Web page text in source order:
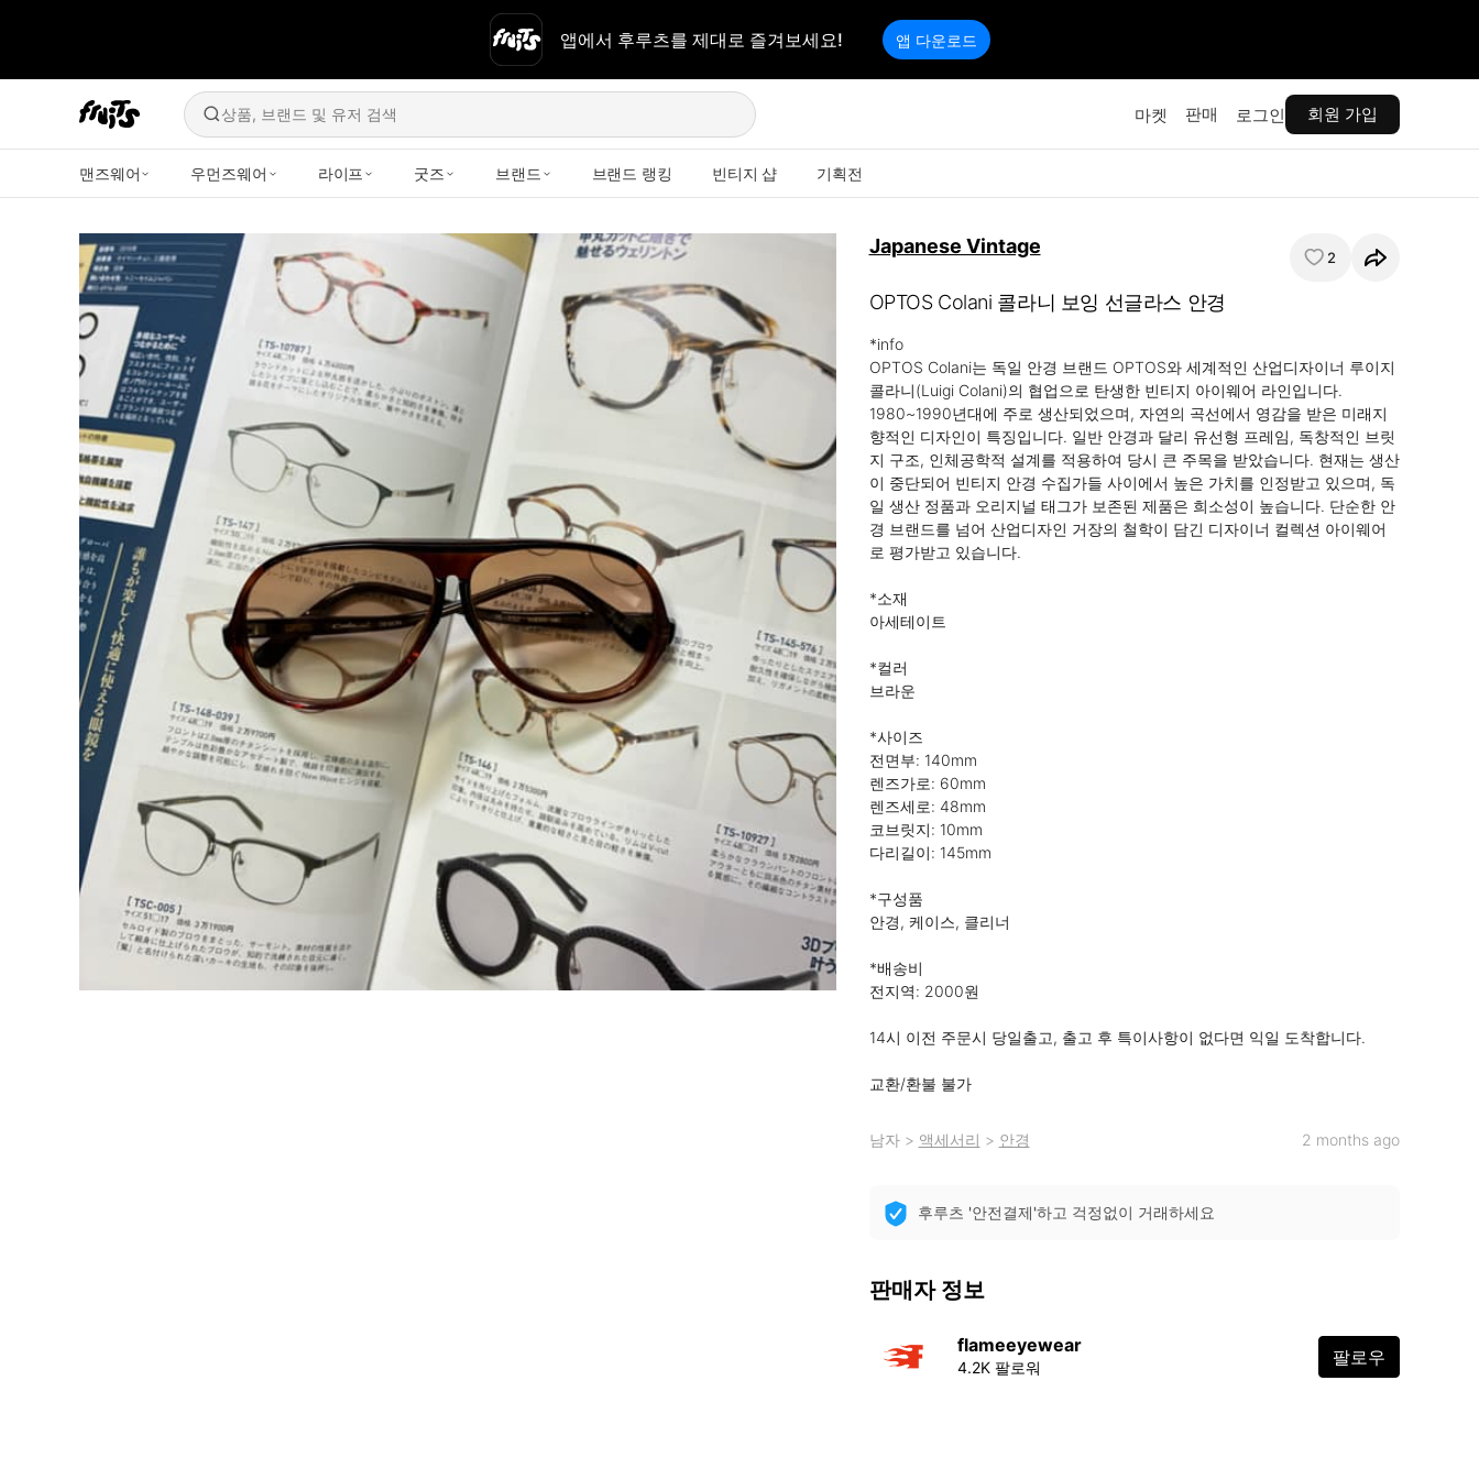
앱에서 후루츠를 제대로 즐겨보세요! 앱 다운로드
상품, 브랜드 및 유저 검색 마켓 판매 로그인 회원 가입
맨즈웨어 우먼즈웨어 라이프 굿즈 브랜드 브랜드 랭킹 빈티지 샵 기획전
Japanese Vintage 2
OPTOS Colani 콜라니 보잉 선글라스 안경
*info
OPTOS Colani는 독일 안경 브랜드 OPTOS와 세계적인 산업디자이너 루이지
콜라니(Luigi Colani)의 협업으로 탄생한 빈티지 아이웨어 라인입니다.
1980~1990년대에 주로 생산되었으며, 자연의 곡선에서 영감을 받은 미래지
향적인 디자인이 특징입니다. 일반 안경과 달리 유선형 프레임, 독창적인 브릿
지 구조, 인체공학적 설계를 적용하여 당시 큰 주목을 받았습니다. 현재는 생산
이 중단되어 빈티지 안경 수집가들 사이에서 높은 가치를 인정받고 있으며, 독
일 생산 정품과 오리지널 태그가 보존된 제품은 희소성이 높습니다. 단순한 안
경 브랜드를 넘어 산업디자인 거장의 철학이 담긴 디자이너 컬렉션 아이웨어
로 평가받고 있습니다.
*소재
아세테이트
*컬러
브라운
*사이즈
전면부: 140mm
렌즈가로: 60mm
렌즈세로: 48mm
코브릿지: 10mm
다리길이: 145mm
*구성품
안경, 케이스, 클리너
*배송비
전지역: 2000원
14시 이전 주문시 당일출고, 출고 후 특이사항이 없다면 익일 도착합니다.
교환/환불 불가
남자> 액세서리 > 안경 2 months ago
후루츠 '안전결제'하고 걱정없이 거래하세요
판매자 정보
flameeyewear
4.2K 팔로워 팔로우